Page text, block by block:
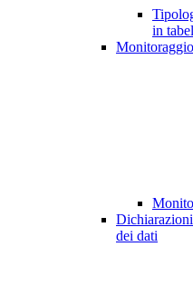
in
dei dati